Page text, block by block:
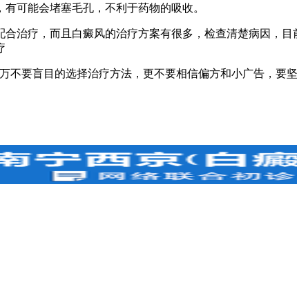
可能会堵塞毛孔，不利于药物的吸收。
疗，而且白癜风的治疗方案有很多，检查清楚病因，
要盲目的选择治疗方法，更不要相信偏方和小广告，要坚